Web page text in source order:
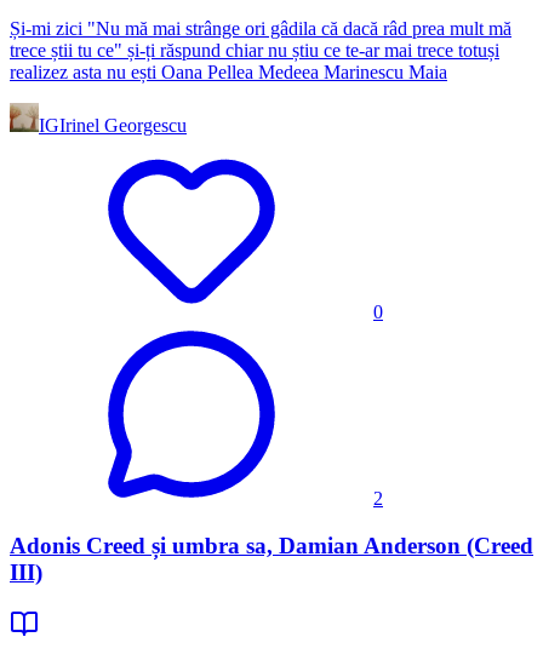
Și-mi zici "Nu mă mai strânge ori gâdila că dacă râd prea mult mă
trece știi tu ce" și-ți răspund chiar nu știu ce te-ar mai trece totuși
realizez asta nu ești Oana Pellea Medeea Marinescu Maia
IGIrinel Georgescu
0
2
Adonis Creed și umbra sa, Damian Anderson (Creed
III)